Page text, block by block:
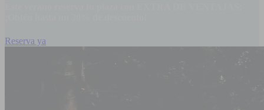
Reserva ya